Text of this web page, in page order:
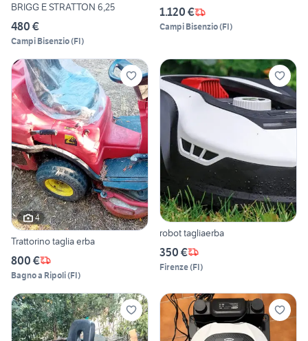
BRIGG E STRATTON 6,25
480 €
Campi Bisenzio(FI)
1.120 €
Campi Bisenzio(FI)
4
Trattorino taglia erba
800 €
Bagno a Ripoli(FI)
robot tagliaerba
350 €
Firenze(FI)